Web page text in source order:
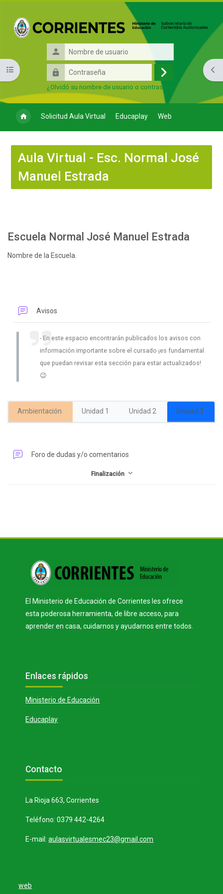
Nombre
de
usuario
Contraseña
Acceder
¿Olvidó su nombre de usuario o contraseña?
Solicitud Aula Virtual Educaplay Web
Abrir índice del curso
Aula Virtual - Esc. Normal José
Manuel Estrada
Perfilado de sección
Escuela Normal José Manuel Estrada
Nombre de la Escuela.
Avisos
En este espacio encontrarán publicados los avisos con
información importante sobre el cursado ¡es fundamental
que puedan revisar esta sección para estar actualizados!
😉
Ambientación Unidad 1 Unidad 2 Unidad 3
Foro de dudas y/o comentarios
Finalización
El Ministerio de Educación de Corrientes les ofrece
esta poderosa herramienta, de libre acceso, para
aprender en casa, cuidarnos y ayudarnos entre todos.
Bloques
Enlaces rápidos
Ministerio de Educación
Educaplay
Bloques
Contacto
La Rioja 663, Corrientes
Teléfono: 0379 442-4264
E-mail:aulasvirtualesmec23@gmail.com
web